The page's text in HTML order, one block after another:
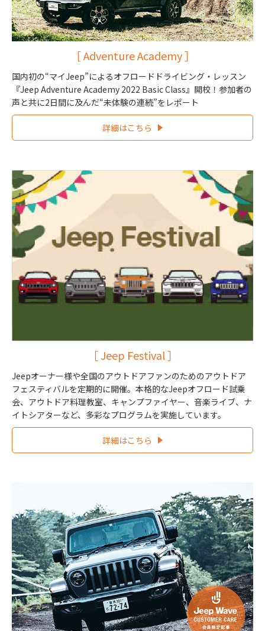
［ Adventure Academy ］
国内初の“マイJeep”によるオフロードドライビング・レッスン
『Jeep Adventure Academy 2022 Basic Class』開校！参加者の
声と共に2日間に及んだ“未体験の連続”をレポート
詳細はこちら
［ Jeep Festival ］
Jeepオーナー様や全国のアウトドアファンのためのアウトドア
フェスティバルを定期的に開催。本格的なJeepオフロード試乗
会、アウトドア料理教室、キャンプファイヤー、音楽ライブ、ナ
イトシアターなど、多彩なプログラムを実施しています。
詳細はこちら